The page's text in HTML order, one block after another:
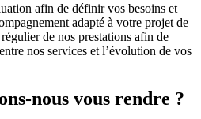
afin de définir vos besoins et
adapté à votre projet de
de nos prestations afin de
nos services et l’évolution de vos
nous vous rendre ?